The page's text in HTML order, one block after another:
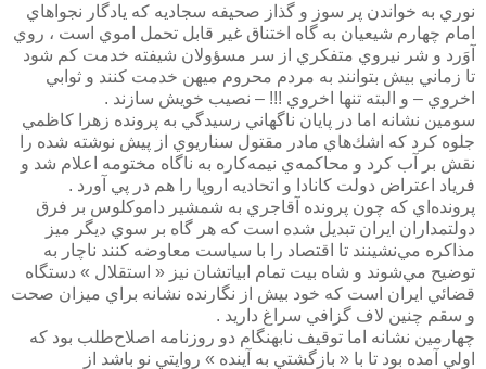
نوري به خواندن پر سوز و گذاز صحيفه سجاديه كه يادگار نجواهاي
امام چهارم شيعيان به گاه اختناق غير قابل تحمل اموي است ، روي
آوَرد و شر نيروي متفكري از سر مسؤولان شيفته خدمت كم شود
تا زماني بيش بتوانند به مردم محروم ميهن خدمت كنند و ثوابي
اخروي – و البته تنها اخروي !!! – نصيب خويش سازند .
سومين نشانه اما در پايان ناگهاني رسيدگي به پرونده زهرا كاظمي
جلوه كرد كه اشك‌هاي مادر مقتول سناريوي از پيش نوشته شده را
نقش بر آب كرد و محاكمه‌ي نيمه‌كاره به ناگاه مختومه اعلام شد و
فرياد اعتراض دولت كانادا و اتحاديه اروپا را هم در پي آورد .
پرونده‌اي كه چون پرونده آقاجري به شمشير داموكلوس بر فرق
دولتمداران ايران تبديل شده است كه هر گاه بر سوي ديگر ميز
مذاكره مي‌نشينند تا اقتصاد را با سياست معاوضه كنند ناچار به
توضيح مي‌شوند و شاه بيت تمام ابياتشان نيز « استقلال » دستگاه
قضائي ايران است كه خود بيش از نگارنده نشانه براي ميزان صحت
و سقم چنين لاف گزافي سراغ داريد .
چهارمين نشانه اما توقيف نابهنگام دو روزنامه اصلاح‌طلب بود كه
اولي آمده بود تا با « بازگشتي به آينده » روايتي نو باشد از